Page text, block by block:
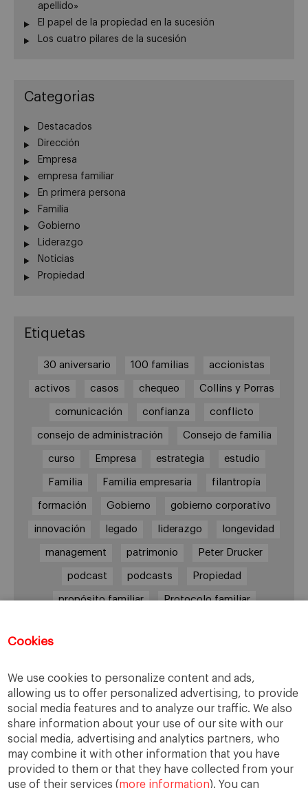
Cookies
We use cookies to personalize content and ads,
allowing us to offer personalized advertising, to provide
social media features and to analyze our traffic. We also
share information about your use of our site with our
social media, advertising and analytics partners, who
may combine it with other information that you have
provided to them or that they have collected from your
use of their services (more information). You can
apellido»
El papel de la propiedad en la sucesión
Los cuatro pilares de la sucesión
Categorias
Destacados
Dirección
Empresa
empresa familiar
En primera persona
Familia
Gobierno
Liderazgo
Noticias
Propiedad
Etiquetas
30 aniversario 100 familias accionistas
activos casos chequeo Collins y Porras
comunicación confianza conflicto
consejo de administración Consejo de familia
curso Empresa estrategia estudio
Familia Familia empresaria filantropía
formación Gobierno gobierno corporativo
innovación legado liderazgo longevidad
management patrimonio Peter Drucker
podcast podcasts Propiedad
propósito familiar Protocolo familiar
salud
toma de decisiones valores virtudes
Enlaces
Cátedra de Empresa Familiar